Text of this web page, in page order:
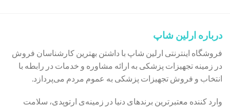
درباره ارلین شاپ
فروشگاه اینترنتی ارلین شاپ با داشتن بهترین کارشناسان فروش
در زمینه تجهیزات پزشکی به ارائه مشاوره و خدمات در رابطه با
انتخاب و فروش تجهیزات پزشکی به عموم مردم می‌پردازد.
وارد کننده معتبرترین برندهای دنیا در زمینه‌ی ارتوپدی، سلامت